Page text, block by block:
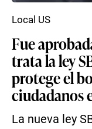
Fue
trata la ley
protege el
ciudadanos
La nueva ley
Local US